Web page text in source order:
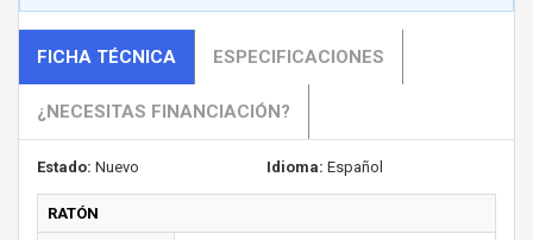
FICHA TÉCNICA ESPECIFICACIONES
¿NECESITAS FINANCIACIÓN?
Estado: Nuevo Idioma: Español
RATÓN